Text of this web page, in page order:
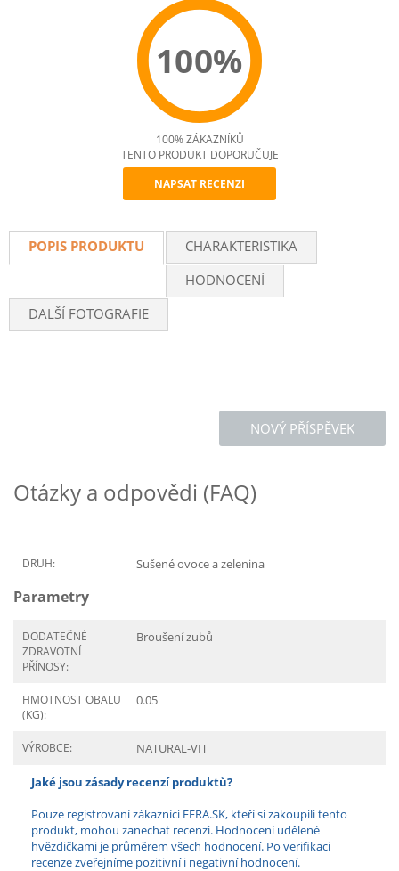
100%
Recommend
100% ZÁKAZNÍKŮ
TENTO PRODUKT DOPORUČUJE
NAPSAT RECENZI
POPIS PRODUKTU
CHARAKTERISTIKA
HODNOCENÍ
DALŠÍ FOTOGRAFIE
NOVÝ PŘÍSPĚVEK
Otázky a odpovědi (FAQ)
DRUH: Sušené ovoce a zelenina
Parametry
DODATEČNÉ
ZDRAVOTNÍ
PŘÍNOSY:
Broušení zubů
HMOTNOST OBALU
(KG):
0.05
VÝROBCE: NATURAL-VIT
Jaké jsou zásady recenzí produktů?
Pouze registrovaní zákazníci FERA.SK, kteří si zakoupili tento
produkt, mohou zanechat recenzi. Hodnocení udělené
hvězdičkami je průměrem všech hodnocení. Po verifikaci
recenze zveřejníme pozitivní i negativní hodnocení.